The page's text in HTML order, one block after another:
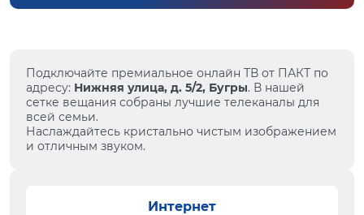
Подключайте премиальное онлайн ТВ от ПАКТ по
адресу: Нижняя улица, д. 5/2, Бугры. В нашей
сетке вещания собраны лучшие телеканалы для
всей семьи.
Наслаждайтесь кристально чистым изображением
и отличным звуком.
Интернет